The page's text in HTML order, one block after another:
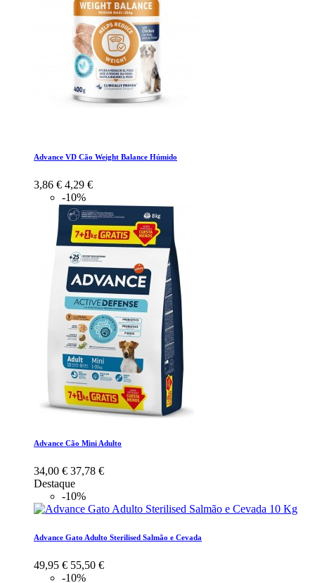
Advance VD Cão Weight Balance Húmido
3,86 € 4,29 €
-10%
Advance Cão Mini Adulto
34,00 € 37,78 €
Destaque
-10%
Advance Gato Adulto Sterilised Salmão e Cevada
49,95 € 55,50 €
-10%